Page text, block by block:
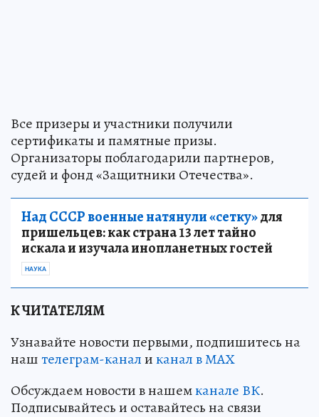
Все призеры и участники получили
сертификаты и памятные призы.
Организаторы поблагодарили партнеров,
судей и фонд «Защитники Отечества».
Над СССР военные натянули «сетку»для
пришельцев: как страна 13 лет тайно
искала и изучала инопланетных гостей
НАУКА
К ЧИТАТЕЛЯМ
Узнавайте новости первыми, подпишитесь на
наштелеграм-каналиканал в МАХ
Обсуждаем новости в нашемканале ВК.
Подписывайтесь и оставайтесь на связи